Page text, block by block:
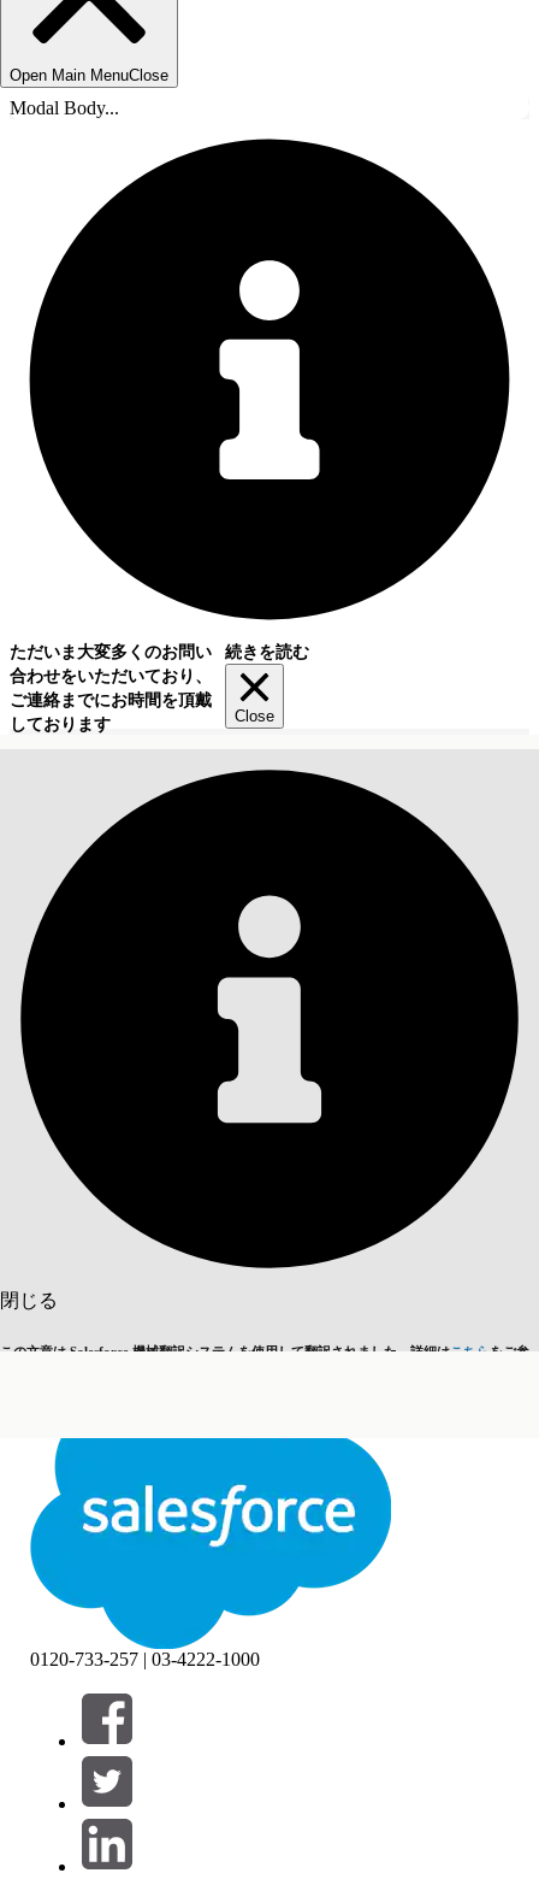
Open Main MenuClose
Modal Body...
ただいま大変多くのお問い
合わせをいただいており、
ご連絡までにお時間を頂戴
しております
続きを読む
Close
閉じる
この文章は Salesforce 機械翻訳システムを使用して翻訳されました。詳細はこちら をご参
閉じる 閉じる
目次
絞り込み条件 (0)
絞り込み条件を選択
製品エリア
0120-733-257 | 03-4222-1000